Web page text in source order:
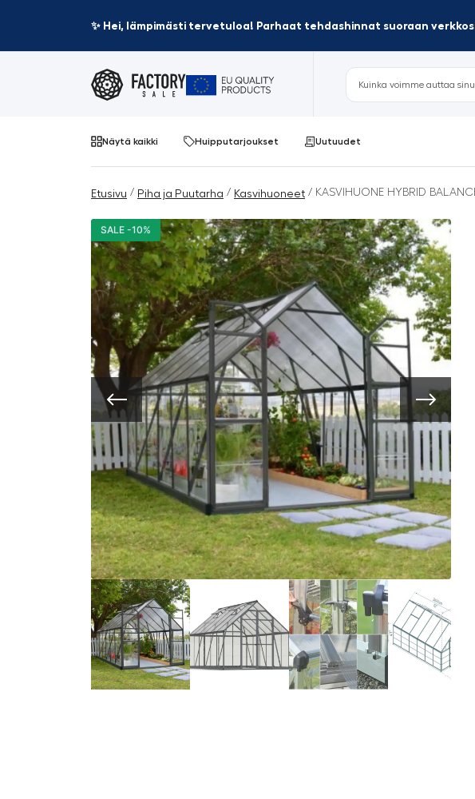
✨ Hei, lämpimästi tervetuloa! Parhaat tehdashinnat suoraan
Näytä kaikki Huipputarjoukset Uutuudet
Etusivu / Piha ja Puutarha / Kasvihuoneet / KASVIHUONE HYBRID
SALE -10%